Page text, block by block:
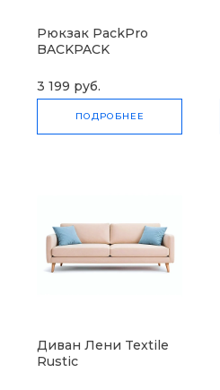
Рюкзак PackPro
BACKPACK
3 199 руб.
ПОДРОБНЕЕ
Диван Лени Textile
Rustic